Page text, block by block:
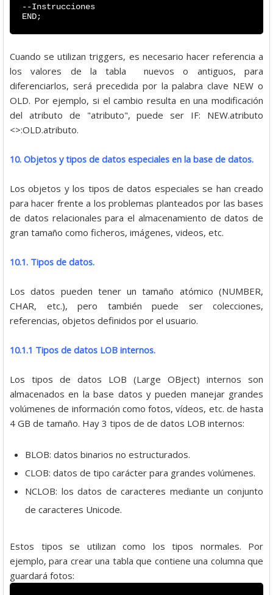
--Instrucciones
END;
Cuando se utilizan triggers, es necesario hacer referencia a
los valores de la tabla nuevos o antiguos, para
diferenciarlos, será precedida por la palabra clave NEW o
OLD. Por ejemplo, si el cambio resulta en una modificación
del atributo de "atributo", puede ser IF: NEW.atributo
<>:OLD.atributo.
10. Objetos y tipos de datos especiales en la base de datos.
Los objetos y los tipos de datos especiales se han creado
para hacer frente a los problemas planteados por las bases
de datos relacionales para el almacenamiento de datos de
gran tamaño como ficheros, imágenes, videos, etc.
10.1. Tipos de datos.
Los datos pueden tener un tamaño atómico (NUMBER,
CHAR, etc.), pero también puede ser colecciones,
referencias, objetos definidos por el usuario.
10.1.1 Tipos de datos LOB internos.
Los tipos de datos LOB (Large OBject) internos son
almacenados en la base datos y pueden manejar grandes
volúmenes de información como fotos, vídeos, etc. de hasta
4 GB de tamaño. Hay 3 tipos de de datos LOB internos:
BLOB: datos binarios no estructurados.
CLOB: datos de tipo carácter para grandes volúmenes.
NCLOB: los datos de caracteres mediante un conjunto
de caracteres Unicode.
Estos tipos se utilizan como los tipos normales. Por
ejemplo, para crear una tabla que contiene una columna que
guardará fotos: